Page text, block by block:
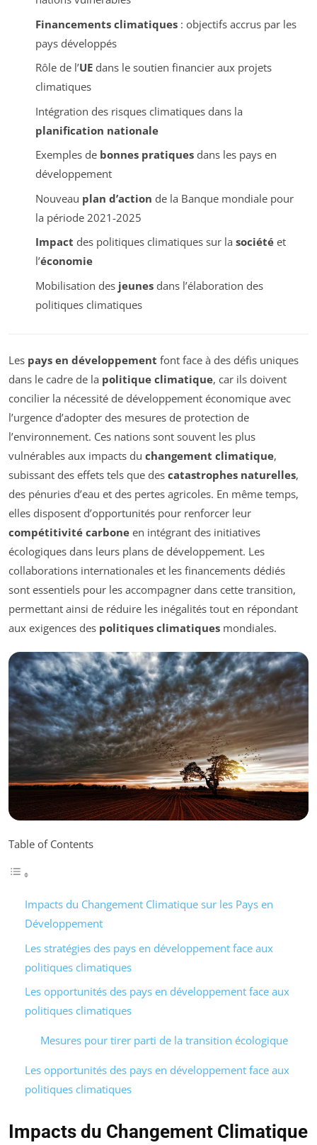
Financements climatiques: objectifs accrus par les
pays développés
Rôle de l’UEdans le soutien financier aux projets
climatiques
Intégration des risques climatiques dans la
planification nationale
Exemples de bonnes pratiquesdans les pays en
développement
Nouveau plan d’action de la Banque mondiale pour
la période 2021-2025
Impact des politiques climatiques sur la sociétéet
l’économie
Mobilisation des jeunesdans l’élaboration des
politiques climatiques
Les pays en développement font face à des défis uniques
dans le cadre de la politique climatique, car ils doivent
concilier la nécessité de développement économique avec
l’urgence d’adopter des mesures de protection de
l’environnement. Ces nations sont souvent les plus
vulnérables aux impacts du changement climatique,
subissant des effets tels que des catastrophes naturelles,
des pénuries d’eau et des pertes agricoles. En même temps,
elles disposent d’opportunités pour renforcer leur
compétitivité carbone en intégrant des initiatives
écologiques dans leurs plans de développement. Les
collaborations internationales et les financements dédiés
sont essentiels pour les accompagner dans cette transition,
permettant ainsi de réduire les inégalités tout en répondant
aux exigences des politiques climatiques mondiales.
Table of Contents
Impacts du Changement Climatique sur les Pays en
Développement
Les stratégies des pays en développement face aux
politiques climatiques
Les opportunités des pays en développement face aux
politiques climatiques
Mesures pour tirer parti de la transition écologique
Les opportunités des pays en développement face aux
politiques climatiques
Impacts du Changement Climatique